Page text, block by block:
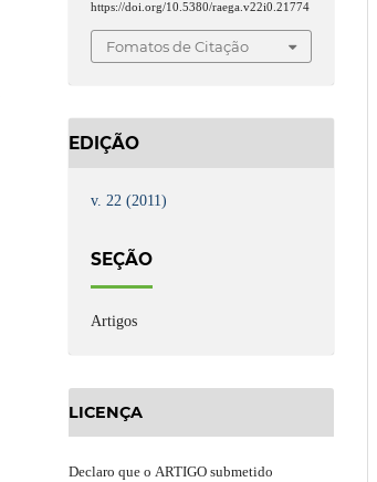
https://doi.org/10.5380/raega.v22i0.21774
Fomatos de Citação
EDIÇÃO
v. 22 (2011)
SEÇÃO
Artigos
LICENÇA
Declaro que o ARTIGO submetido